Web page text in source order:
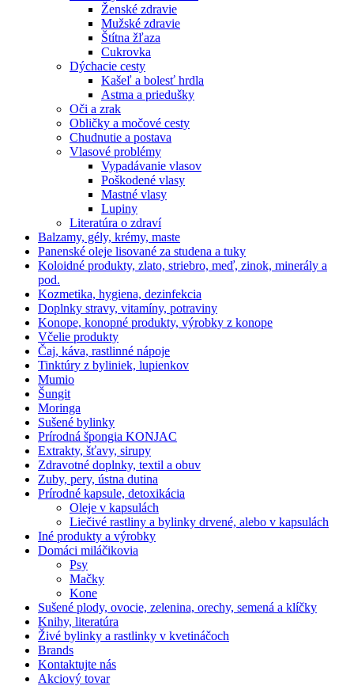
Ženské zdravie
Mužské zdravie
Štítna žľaza
Cukrovka
Dýchacie cesty
Kašeľ a bolesť hrdla
Astma a priedušky
Oči a zrak
Obličky a močové cesty
Chudnutie a postava
Vlasové problémy
Vypadávanie vlasov
Poškodené vlasy
Mastné vlasy
Lupiny
Literatúra o zdraví
Balzamy, gély, krémy, maste
Panenské oleje lisované za studena a tuky
Koloidné produkty, zlato, striebro, meď, zinok, minerály a
pod.
Kozmetika, hygiena, dezinfekcia
Doplnky stravy, vitamíny, potraviny
Konope, konopné produkty, výrobky z konope
Včelie produkty
Čaj, káva, rastlinné nápoje
Tinktúry z byliniek, lupienkov
Mumio
Šungit
Moringa
Sušené bylinky
Prírodná špongia KONJAC
Extrakty, šťavy, sirupy
Zdravotné doplnky, textil a obuv
Zuby, pery, ústna dutina
Prírodné kapsule, detoxikácia
Oleje v kapsulách
Liečivé rastliny a bylinky drvené, alebo v kapsulách
Iné produkty a výrobky
Domáci miláčikovia
Psy
Mačky
Kone
Sušené plody, ovocie, zelenina, orechy, semená a klíčky
Knihy, literatúra
Živé bylinky a rastlinky v kvetináčoch
Brands
Kontaktujte nás
Akciový tovar